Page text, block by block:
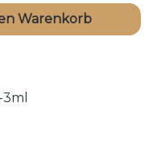
Warenkorb